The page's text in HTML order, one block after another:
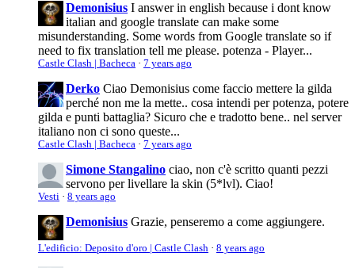
Demonisius I answer in english because i dont know
italian and google translate can make some
misunderstanding. Some words from Google translate so if
need to fix translation tell me please. potenza - Player...
Castle Clash | Bacheca · 7 years ago
Derko Ciao Demonisius come faccio mettere la gilda
perché non me la mette.. cosa intendi per potenza, potere
gilda e punti battaglia? Sicuro che e tradotto bene.. nel server
italiano non ci sono queste...
Castle Clash | Bacheca · 7 years ago
Simone Stangalino ciao, non c'è scritto quanti pezzi
servono per livellare la skin (5*lvl). Ciao!
Vesti · 8 years ago
Demonisius Grazie, penseremo a come aggiungere.
L'edificio: Deposito d'oro | Castle Clash · 8 years ago